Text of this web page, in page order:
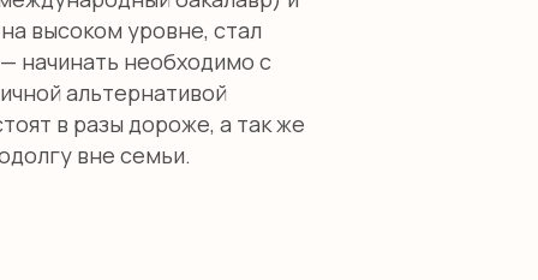
высоком уровне, стал
начинать необходимо с
альтернативой
в разы дороже, а так же
вне семьи.